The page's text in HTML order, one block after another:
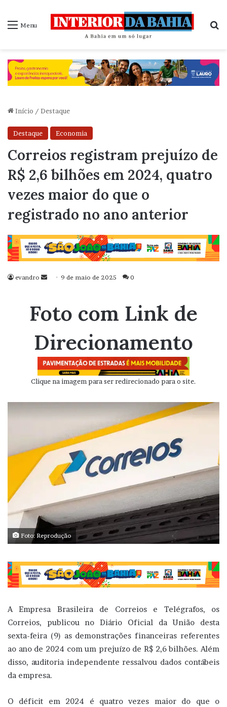
Menu
Início / Destaque
Destaque Economia
Correios registram prejuízo de
R$ 2,6 bilhões em 2024, quatro
vezes maior do que o
registrado no ano anterior
evandro
Mande
mail
9 de maio de 2025 0
Foto com Link de
Direcionamento
Clique na imagem para ser redirecionado para o site.
Foto: Reprodução
A Empresa Brasileira de Correios e Telégrafos, os
Correios, publicou no Diário Oficial da União desta
sexta-feira (9) as demonstrações financeiras referentes
ao ano de 2024 com um prejuízo de R$ 2,6 bilhões. Além
disso, auditoria independente ressalvou dados contábeis
da empresa.
O déficit em 2024 é quatro vezes maior do que o